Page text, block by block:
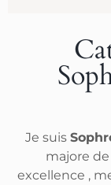
Je suis
majore
excellence ,